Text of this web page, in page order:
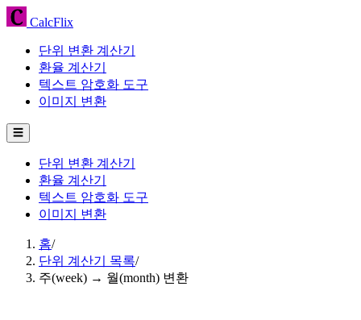
CalcFlix
단위 변환 계산기
환율 계산기
텍스트 암호화 도구
이미지 변환
☰
단위 변환 계산기
환율 계산기
텍스트 암호화 도구
이미지 변환
홈/
단위 계산기 목록/
주(week) → 월(month) 변환